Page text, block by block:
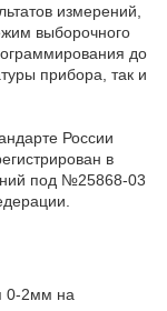
измерений,
выборочного
до
прибора, так и
России
в
под №25868-03
0-2мм на